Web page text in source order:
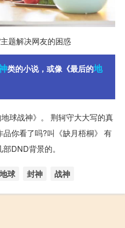
题解决网友的困惑
类的小说，或像《最后的地
球战神》。 荆轲守大大写的真
你看了吗?叫《缺月梧桐》 有
DND背景的。
地球 封神 战神